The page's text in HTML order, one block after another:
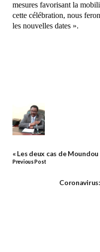
mesures favorisant la
cette célébration, nous
les nouvelles dates ».
« Les deux cas de
Previous Post